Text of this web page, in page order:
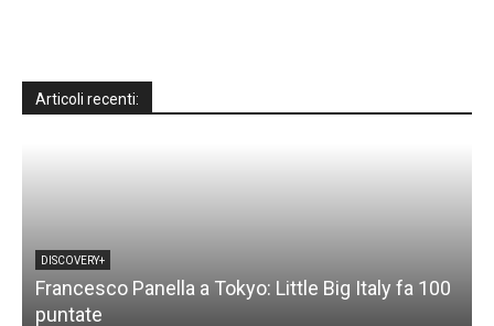
Articoli recenti:
DISCOVERY+
Francesco Panella a Tokyo: Little Big Italy fa 100
puntate